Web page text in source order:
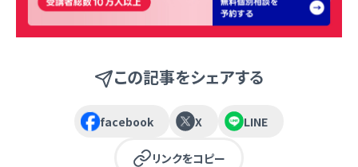
この記事をシェアする
facebook X LINE
リンクをコピー